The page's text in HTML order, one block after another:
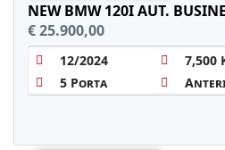
NEW BMW 120I AUT.
€ 25.900,00
12/2024
7,500
5 Porta